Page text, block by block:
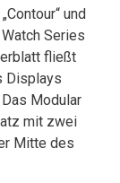
und
Series
fließt
Displays
Modular
mit zwei
Mitte des